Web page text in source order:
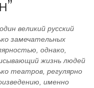
великий русский
замечательных
однако,
жизнь людей
театров, регулярно
именно